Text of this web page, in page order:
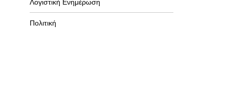
Λογιστική Ενημέρωση
Πολιτική